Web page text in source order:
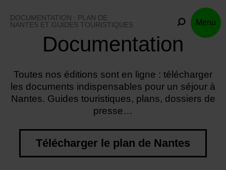
content
DOCUMENTATION : PLAN DE
NANTES ET GUIDES TOURISTIQUES
Menu
Documentation
Toutes nos éditions sont en ligne : télécharger
les documents indispensables pour un séjour à
Nantes. Guides touristiques, plans, dossiers de
presse…
Télécharger le plan de Nantes